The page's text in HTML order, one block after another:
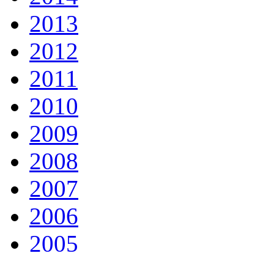
2013
2012
2011
2010
2009
2008
2007
2006
2005